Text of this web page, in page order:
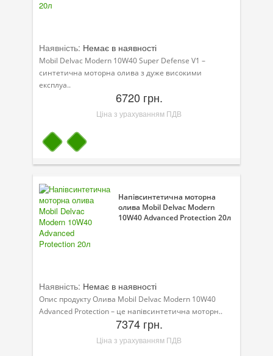
Наявність: Немає в наявності
Mobil Delvac Modern 10W40 Super Defense V1 –
синтетична моторна олива з дуже високими
експлуа..
6720 грн.
Ціна з урахуванням ПДВ
Напівсинтетична моторна
олива Mobil Delvac Modern
10W40 Advanced Protection 20л
Наявність: Немає в наявності
Опис продукту Олива Mobil Delvac Modern 10W40
Advanced Protection – це напівсинтетична моторн..
7374 грн.
Ціна з урахуванням ПДВ